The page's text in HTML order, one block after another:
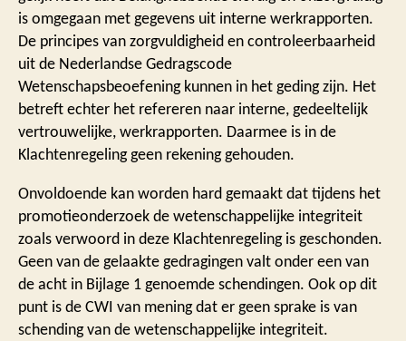
is omgegaan met gegevens uit interne werkrapporten.
De principes van zorgvuldigheid en controleerbaarheid
uit de Nederlandse Gedragscode
Wetenschapsbeoefening kunnen in het geding zijn. Het
betreft echter het refereren naar interne, gedeeltelijk
vertrouwelijke, werkrapporten. Daarmee is in de
Klachtenregeling geen rekening gehouden.
Onvoldoende kan worden hard gemaakt dat tijdens het
promotieonderzoek de wetenschappelijke integriteit
zoals verwoord in deze Klachtenregeling is geschonden.
Geen van de gelaakte gedragingen valt onder een van
de acht in Bijlage 1 genoemde schendingen. Ook op dit
punt is de CWI van mening dat er geen sprake is van
schending van de wetenschappelijke integriteit.